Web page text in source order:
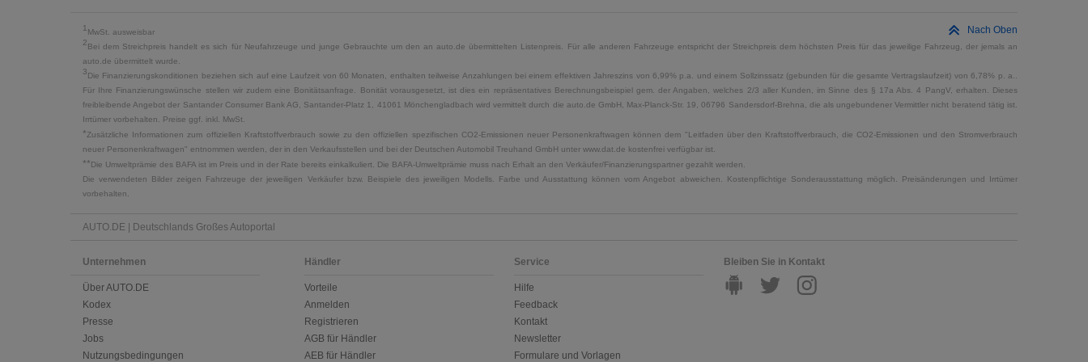
Nach Oben
1 MwSt. ausweisbar
2Bei dem Streichpreis handelt es sich für Neufahrzeuge und junge Gebrauchte um den an auto.de übermittelten Listenpreis. Für alle anderen Fahrzeuge entspricht der Streichpreis dem höchsten Preis für das jeweilige Fahrzeug, der jemals an
auto.de übermittelt wurde.
3Die Finanzierungskonditionen beziehen sich auf eine Laufzeit von 60 Monaten, enthalten teilweise Anzahlungen bei einem effektiven Jahreszins von 6,99% p.a. und einem Sollzinssatz (gebunden für die gesamte Vertragslaufzeit) von 6,78% p. a..
Für Ihre Finanzierungswünsche stellen wir zudem eine Bonitätsanfrage. Bonität vorausgesetzt, ist dies ein repräsentatives Berechnungsbeispiel gem. der Angaben, welches 2/3 aller Kunden, im Sinne des § 17a Abs. 4 PangV, erhalten. Dieses
freibleibende Angebot der Santander Consumer Bank AG, Santander-Platz 1, 41061 Mönchengladbach wird vermittelt durch die auto.de GmbH, Max-Planck-Str. 19, 06796 Sandersdorf-Brehna, die als ungebundener Vermittler nicht beratend tätig ist.
Irrtümer vorbehalten. Preise ggf. inkl. MwSt.
*Zusätzliche Informationen zum offiziellen Kraftstoffverbrauch sowie zu den offiziellen spezifischen CO2-Emissionen neuer Personenkraftwagen können dem "Leitfaden über den Kraftstoffverbrauch, die CO2-Emissionen und den Stromverbrauch
neuer Personenkraftwagen" entnommen werden, der in den Verkaufsstellen und bei der Deutschen Automobil Treuhand GmbH unter www.dat.de kostenfrei verfügbar ist.
**Die Umweltprämie des BAFA ist im Preis und in der Rate bereits einkalkuliert. Die BAFA-Umweltprämie muss nach Erhalt an den Verkäufer/Finanzierungspartner gezahlt werden.
Die verwendeten Bilder zeigen Fahrzeuge der jeweiligen Verkäufer bzw. Beispiele des jeweiligen Modells. Farbe und Ausstattung können vom Angebot abweichen. Kostenpflichtige Sonderausstattung möglich. Preisänderungen und Irrtümer
vorbehalten.
AUTO.DE | Deutschlands Großes Autoportal
Unternehmen
Über AUTO.DE
Kodex
Presse
Jobs
Nutzungsbedingungen
Händler
Vorteile
Anmelden
Registrieren
AGB für Händler
AEB für Händler
Service
Hilfe
Feedback
Kontakt
Newsletter
Formulare und Vorlagen
Bleiben Sie in Kontakt